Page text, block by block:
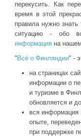
перекусить. Как
время в этой
правила нужно
ситуацию - обо
информация на
" Всё о Финляндии" -
на страницах
информации о
и туризме в
обновляется и
вся информация
опыте,
при поддержке